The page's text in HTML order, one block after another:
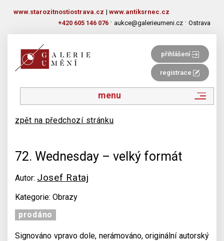
www.starozitnostiostrava.cz | www.antiksrnec.cz
+420 605 146 076 · aukce@galerieumeni.cz · Ostrava
přihlášení
registrace
menu
zpět na předchozí stránku
72. Wednesday – velký formát
Autor: Josef Rataj
Kategorie: Obrazy
prodáno
Signováno vpravo dole, nerámováno, originální autorský